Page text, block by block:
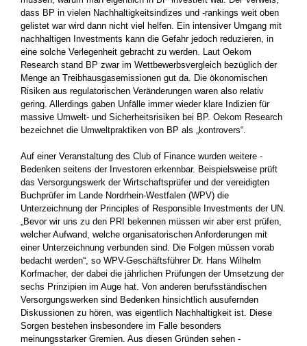
dass BP in vielen ­Nachhaltigkeitsindizes und -rankings weit oben
gelistet war wird dann nicht viel helfen. Ein intensiver Umgang mit
nachhaltigen Investments kann die Gefahr ­jedoch reduzieren, in
eine solche Verlegenheit gebracht zu werden. Laut Oekom
Research stand BP zwar im Wettbewerbsvergleich bezüglich der
Menge an Treibhausgasemissionen gut da. Die ökonomischen
Risiken aus regulatorischen Veränderungen waren also relativ
gering. Allerdings gaben Unfälle immer wieder klare Indizien für
massive Umwelt- und Sicherheitsrisiken bei BP. Oekom Research
bezeichnet die Umweltpraktiken von BP als „kontrovers“.
Auf einer Veranstaltung des Club of Finance wurden weitere ­
Bedenken seitens der Investoren erkennbar. Beispielsweise prüft
das Versorgungswerk der Wirtschaftsprüfer und der vereidigten
Buch­prüfer im Lande Nordrhein-Westfalen (WPV) die
Unterzeichnung der Principles of Responsible Investments der UN.
„Bevor wir uns zu den PRI bekennen müssen wir aber erst prüfen,
welcher Aufwand, welche organisatorischen Anforderungen mit
einer Unterzeichnung ver­bunden sind. Die Folgen müssen vorab
bedacht werden“, so WPV-­Geschäftsführer Dr. Hans Wilhelm
Korfmacher, der dabei die jähr­lichen Prüfungen der Umsetzung der
sechs Prinzipien im Auge hat. Von anderen berufsständischen
Versorgungswerken sind Bedenken hinsichtlich ausufernden
Diskussionen zu hören, was eigentlich Nachhaltigkeit ist. Diese
Sorgen bestehen insbesondere im Falle ­besonders
meinungsstarker Gremien. Aus diesen Gründen sehen ­